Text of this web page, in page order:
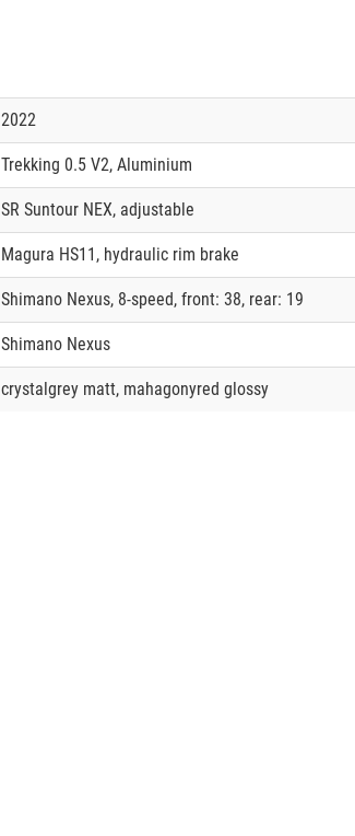
2022
Trekking 0.5 V2, Aluminium
SR Suntour NEX, adjustable
Magura HS11, hydraulic rim brake
Shimano Nexus, 8-speed, front: 38, rear: 19
Shimano Nexus
crystalgrey matt, mahagonyred glossy